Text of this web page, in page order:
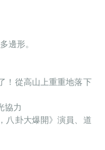
邊形。
！從高山上重重地落下
協力
八卦大爆開》演員、道